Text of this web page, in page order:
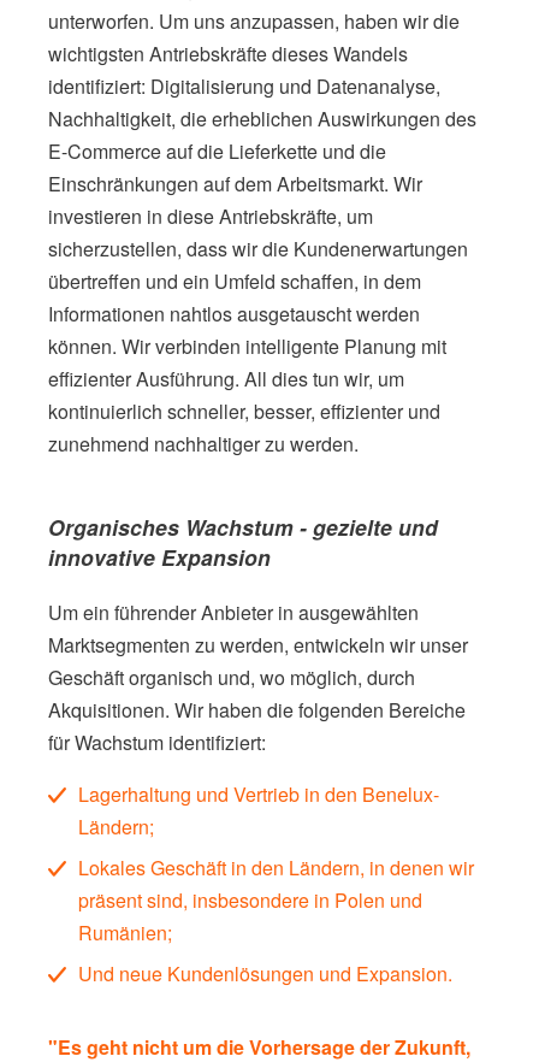
unterworfen. Um uns anzupassen, haben wir die
wichtigsten Antriebskräfte dieses Wandels
identifiziert: Digitalisierung und Datenanalyse,
Nachhaltigkeit, die erheblichen Auswirkungen des
E-Commerce auf die Lieferkette und die
Einschränkungen auf dem Arbeitsmarkt. Wir
investieren in diese Antriebskräfte, um
sicherzustellen, dass wir die Kundenerwartungen
übertreffen und ein Umfeld schaffen, in dem
Informationen nahtlos ausgetauscht werden
können. Wir verbinden intelligente Planung mit
effizienter Ausführung. All dies tun wir, um
kontinuierlich schneller, besser, effizienter und
zunehmend nachhaltiger zu werden.
Organisches Wachstum - gezielte und
innovative Expansion
Um ein führender Anbieter in ausgewählten
Marktsegmenten zu werden, entwickeln wir unser
Geschäft organisch und, wo möglich, durch
Akquisitionen. Wir haben die folgenden Bereiche
für Wachstum identifiziert:
Lagerhaltung und Vertrieb in den Benelux-
Ländern;
Lokales Geschäft in den Ländern, in denen wir
präsent sind, insbesondere in Polen und
Rumänien;
Und neue Kundenlösungen und Expansion.
"Es geht nicht um die Vorhersage der Zukunft,